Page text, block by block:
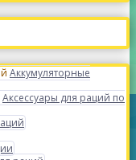
Аккумуляторные
Аксессуары для раций по